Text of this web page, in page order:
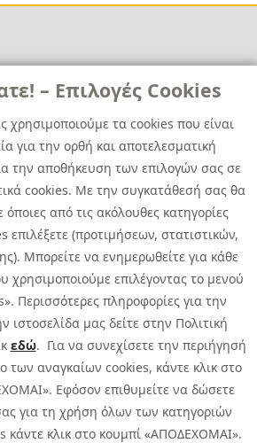
– Επιλογές Cookies
χρησιμοποιούμε τα cookies που είναι
για την ορθή και αποτελεσματική
την αποθήκευση των επιλογών σας σε
cookies. Με την συγκατάθεσή σας θα
από τις ακόλουθες κατηγορίες
επιλέξετε (προτιμήσεων, στατιστικών,
Μπορείτε να ενημερωθείτε για κάθε
χρησιμοποιούμε επιλέγοντας το μενού
Περισσότερες πληροφορίες για την
ιστοσελίδα μας δείτε στην Πολιτική
εδώ. Για να συνεχίσετε την περιήγησή
των αναγκαίων cookies, κάντε κλικ στο
Εφόσον επιθυμείτε να δώσετε
για τη χρήση όλων των κατηγοριών
κάντε κλικ στο κουμπί «ΑΠΟΔΕΧΟΜΑΙ».